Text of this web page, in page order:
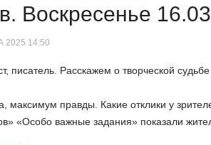
Воскресенье
2025 14:50
писатель. Расскажем о творческой
правды. Какие отклики у
«Особо важные задания» показали